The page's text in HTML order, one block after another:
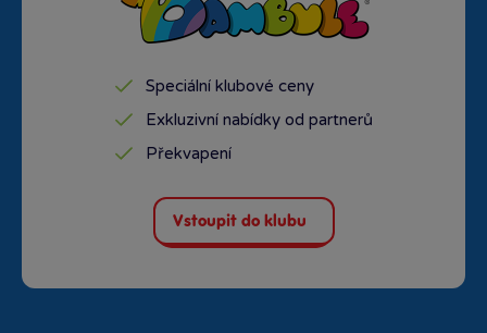
Speciální klubové ceny
Exkluzivní nabídky od partnerů
Překvapení
Vstoupit do klubu